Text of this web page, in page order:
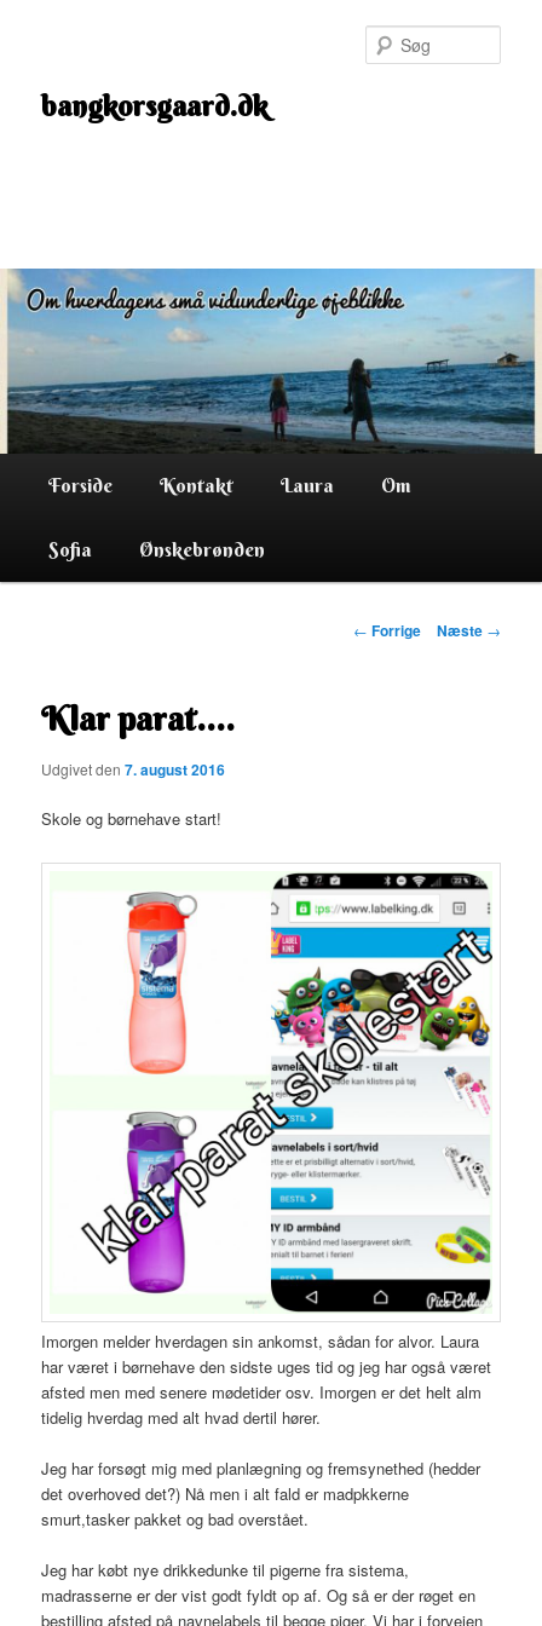
indholdbangkorsgaard.dk
Forside Kontakt Laura Om
Sofia Ønskebrønden
Indlægsnavigation
← Forrige Næste →
Klar parat….
Udgivet den7. august 2016
Skole og børnehave start!
Imorgen melder hverdagen sin ankomst, sådan for alvor. Laura
har været i børnehave den sidste uges tid og jeg har også været
afsted men med senere mødetider osv. Imorgen er det helt alm
tidelig hverdag med alt hvad dertil hører.
Jeg har forsøgt mig med planlægning og fremsynethed (hedder
det overhoved det?) Nå men i alt fald er madpkkerne
smurt,tasker pakket og bad overstået.
Jeg har købt nye drikkedunke til pigerne fra sistema,
madrasserne er der vist godt fyldt op af. Og så er der røget en
bestilling afsted på navnelabels til begge piger. Vi har i forvejen